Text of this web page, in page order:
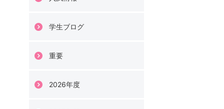
学生ブログ
重要
2026年度